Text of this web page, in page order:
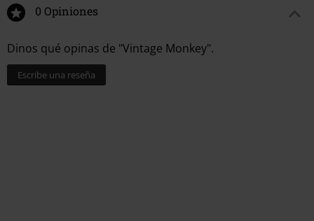
0 Opiniones
Dinos qué opinas de "Vintage Monkey".
Escribe una reseña